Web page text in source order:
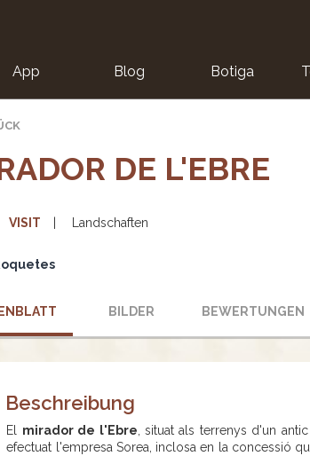
App Blog Botiga
DE L'EBRE
VISIT Landschaften
BILDER BEWERTUNGEN
Beschreibung
El mirador de l'Ebre , situat als terrenys d'un
efectuat l'empresa Sorea, inclosa en la concessió